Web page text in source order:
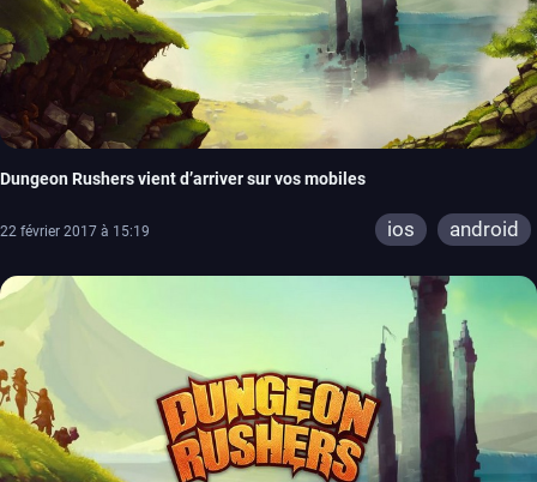
Dungeon Rushers vient d’arriver sur vos mobiles
22 février 2017 à 15:19 ios android